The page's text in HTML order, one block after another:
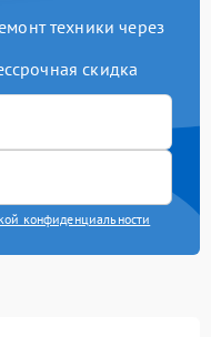
техники через
скидка
конфиденциальности